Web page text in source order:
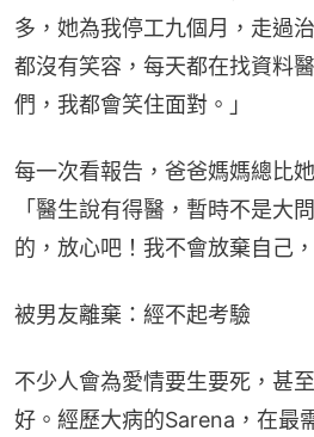
多，她為我停工九個月，走過
都沒有笑容，每天都在找資料
們，我都會笑住面對。」
每一次看報告，爸爸媽媽總比
「醫生說有得醫，暫時不是大
的，放心吧！我不會放棄自己，
被男友離棄：經不起考驗
不少人會為愛情要生要死，甚
好。經歷大病的Sarena，在最